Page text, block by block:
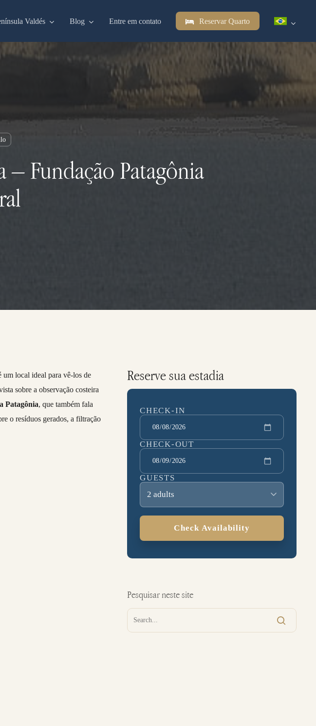
Valdés Blog Entre em contato Reservar Quarto
Fundação Patagônia
um local ideal para vê-los de
sobre a observação costeira
Patagônia, que também fala
o resíduos gerados, a filtração
Reserve sua estadia
CHECK-IN
CHECK-OUT
GUESTS
2 adults
Check Availability
Pesquisar neste site